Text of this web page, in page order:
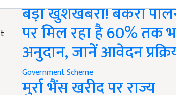
बड़ी खुशखबरी! बकरी
पर मिल रहा है 60% तक
अनुदान, जानें आवेदन
Government Scheme
मुर्रा भैंस खरीद पर राज्य